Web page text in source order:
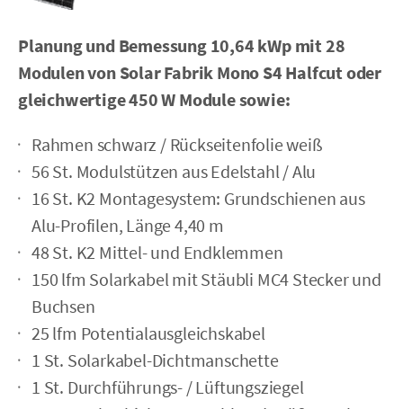
Planung und Bemessung 10,64 kWp mit 28
Modulenvon Solar Fabrik Mono S4 Halfcut oder
gleichwertige 450 W Module sowie:
Rahmen schwarz / Rückseiten­folie weiß
56 St. Modulstützen aus Edelstahl / Alu
16 St. K2 Montagesystem: Grundschienen aus
Alu-Profilen, Länge 4,40 m
48 St. K2 Mittel- und Endklemmen
150 lfm Solarkabel mit Stäubli MC4 Stecker und
Buchsen
25 lfm Potentialausgleichskabel
1 St. Solarkabel-Dichtmanschette
1 St. Durchführungs- / Lüftungsziegel